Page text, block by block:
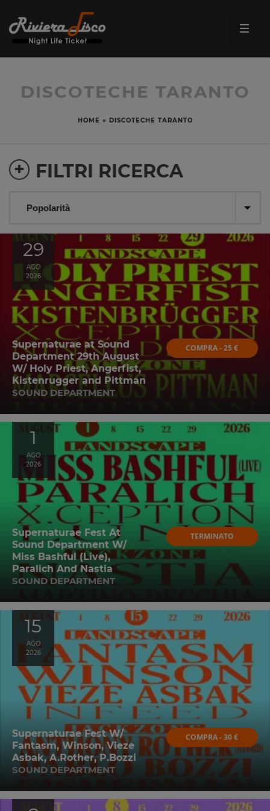
DISCOTECHE TARANTO
HOME » DISCOTECHE TARANTO
FILTRI RICERCA
+
29
AGO
2026
Supernaturae at Sound
Department 29th August
W/ Holy Priest, Angerfist,
Kistenrugger and Pittman
SOUND DEPARTMENT
COMPRA - 25 €
1
AGO
2026
Supernaturae Fest At
Sound Department W/
Miss Bashful (Live),
Paralich And Nastia
SOUND DEPARTMENT
TERMINATO
15
AGO
2026
Supernaturae Fest W/
Fantasm, Winson, Vieze
Asbak, A.Rother, P.Bozzi
SOUND DEPARTMENT
COMPRA - 30 €